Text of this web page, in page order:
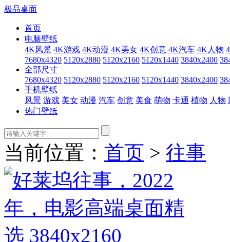
极品桌面
首页
电脑壁纸
4K风景 4K游戏 4K动漫 4K美女 4K创意 4K汽车 4K人物
7680x4320 5120x2880 5120x2160 5120x1440 3840x2400
全部尺寸
7680x4320 5120x2880 5120x2160 5120x1440 3840x2400
手机壁纸
风景 游戏 美女 动漫 汽车 创意 美食 萌物 卡通 植物 人物
热门壁纸
当前位置： 首页 > 往事